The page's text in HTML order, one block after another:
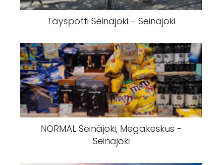
Täyspotti Seinäjoki - Seinäjoki
NORMAL Seinäjoki, Megakeskus -
Seinäjoki